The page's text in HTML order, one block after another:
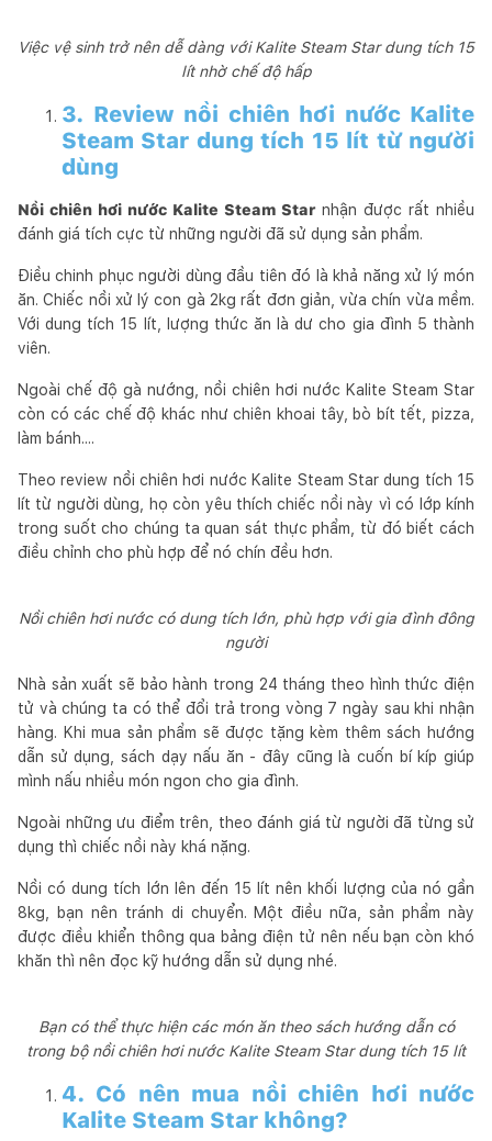
Việc vệ sinh trở nên dễ dàng với Kalite Steam Star dung tích 15
lít nhờ chế độ hấp
3. Review nồi chiên hơi nước Kalite
Steam Star dung tích 15 lít từ người
dùng
Nồi chiên hơi nước Kalite Steam Starnhận được rất nhiều
đánh giá tích cực từ những người đã sử dụng sản phẩm.
Điều chinh phục người dùng đầu tiên đó là khả năng xử lý món
ăn. Chiếc nồi xử lý con gà 2kg rất đơn giản, vừa chín vừa mềm.
Với dung tích 15 lít, lượng thức ăn là dư cho gia đình 5 thành
viên.
Ngoài chế độ gà nướng, nồi chiên hơi nước Kalite Steam Star
còn có các chế độ khác như chiên khoai tây, bò bít tết, pizza,
làm bánh....
Theo review nồi chiên hơi nước Kalite Steam Star dung tích 15
lít từ người dùng, họ còn yêu thích chiếc nồi này vì có lớp kính
trong suốt cho chúng ta quan sát thực phẩm, từ đó biết cách
điều chỉnh cho phù hợp để nó chín đều hơn.
Nồi chiên hơi nước có dung tích lớn, phù hợp với gia đình đông
người
Nhà sản xuất sẽ bảo hành trong 24 tháng theo hình thức điện
tử và chúng ta có thể đổi trả trong vòng 7 ngày sau khi nhận
hàng. Khi mua sản phẩm sẽ được tặng kèm thêm sách hướng
dẫn sử dụng, sách dạy nấu ăn - đây cũng là cuốn bí kíp giúp
mình nấu nhiều món ngon cho gia đình.
Ngoài những ưu điểm trên, theo đánh giá từ người đã từng sử
dụng thì chiếc nồi này khá nặng.
Nồi có dung tích lớn lên đến 15 lít nên khối lượng của nó gần
8kg, bạn nên tránh di chuyển. Một điều nữa, sản phẩm này
được điều khiển thông qua bảng điện tử nên nếu bạn còn khó
khăn thì nên đọc kỹ hướng dẫn sử dụng nhé.
Bạn có thể thực hiện các món ăn theo sách hướng dẫn có
trong bộ nồi chiên hơi nước Kalite Steam Star dung tích 15 lít
4. Có nên mua nồi chiên hơi nước
Kalite Steam Star không?